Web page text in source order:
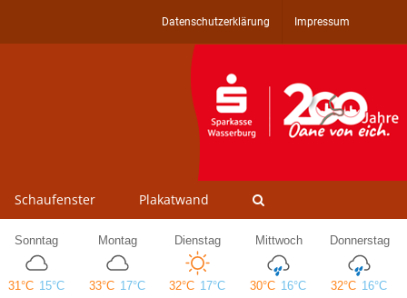
Datenschutzerklärung Impressum
Schaufenster Plakatwand